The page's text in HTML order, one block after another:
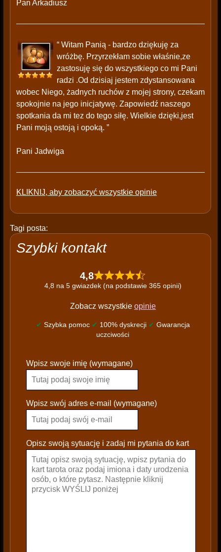
Pan Arkadiusz
“ Witam Panią - bardzo dziękuję za
wróżbę. Przyrzekłam sobie właśnie,ze
zastosuję się do wszystkiego co mi Pani
radzi .Od dzisiaj jestem zdystansowana
wobec Niego, żadnych ruchów z mojej strony, czekam
spokojnie na jego inicjatywę. Zapowiedź naszego
spotkania da mi tez do tego siłę. Wielkie dzięki,jest
Pani moją ostoją i opoką. ”
Pani Jadwiga
KLIKNIJ, aby zobaczyć wszystkie opinie
Tagi posta:
Szybki kontakt
4,8
4,8 na 5 gwiazdek (na podstawie 365 opinii)
Zobacz wszystkie opinie
✔ Szybka pomoc ✔ 100% dyskrecji ✔ Gwarancja
uczciwości
l
a
s
e
a
Wpisz swoje imię (wymagane)
Wpisz swój adres e-mail (wymagane)
Opisz swoją sytuację i zadaj mi pytania do kart